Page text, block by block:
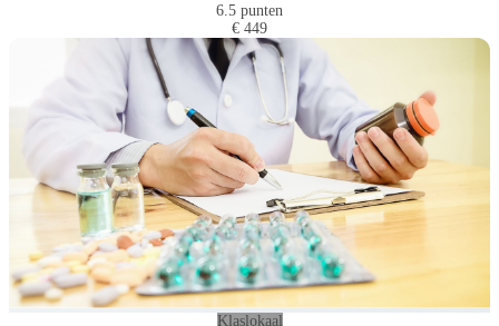
6.5 punten
€ 449
Klaslokaal